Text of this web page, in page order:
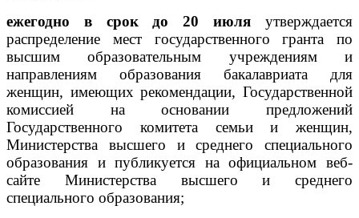
ежегодно в срок до 20 июля утверждается
распределение мест государственного гранта по
высшим образовательным учреждениям и
направлениям образования бакалавриата для
женщин, имеющих рекомендации, Государственной
комиссией на основании предложений
Государственного комитета семьи и женщин,
Министерства высшего и среднего специального
образования и публикуется на официальном веб-
сайте Министерства высшего и среднего
специального образования;